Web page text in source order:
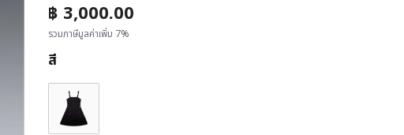
฿ 3,000.00
รวมภาษีมูลค่าเพิ่ม 7%
สี